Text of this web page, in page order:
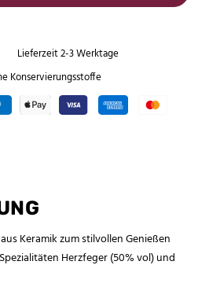
Lieferzeit 2-3 Werktage
Konservierungsstoffe
Keramik zum stilvollen Genießen
Herzfeger (50% vol) und